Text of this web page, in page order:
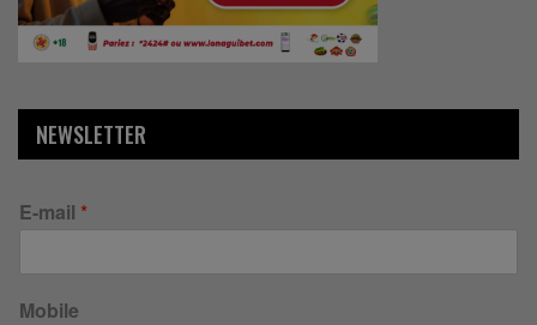
NEWSLETTER
E-mail *
Mobile